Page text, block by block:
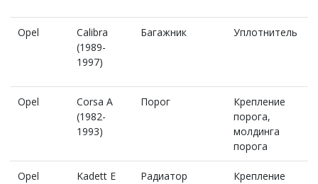
Opel
Calibra
(1989-
1997)
Багажник Уплотнитель
Opel
Corsa A
(1982-
1993)
Порог
Крепление
порога,
молдинга
порога
Opel
Kadett E
Радиатор Крепление